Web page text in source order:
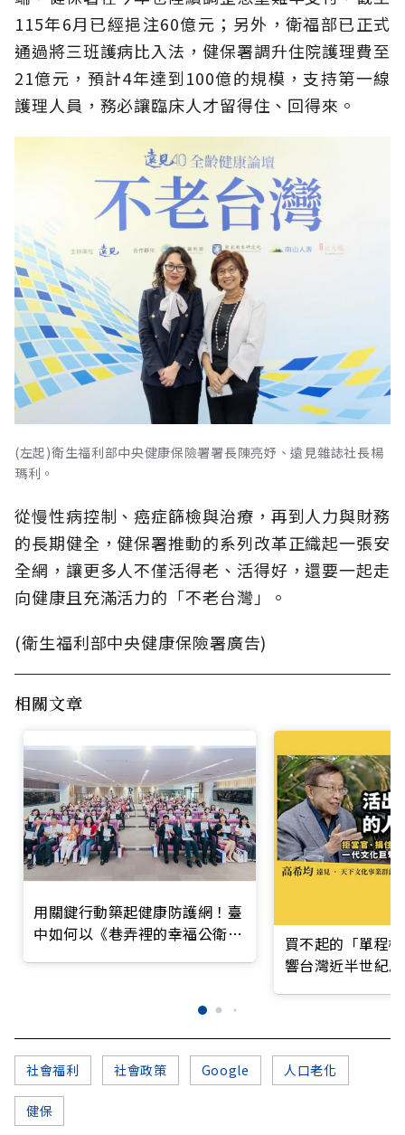
115年6月已經挹注60億元；另外，衛福部已正式
通過將三班護病比入法，健保署調升住院護理費至
21億元，預計4年達到100億的規模，支持第一線
護理人員，務必讓臨床人才留得住、回得來。
(左起)衛生福利部中央健康保險署署長陳亮妤、遠見雜誌社長楊
瑪利。
從慢性病控制、癌症篩檢與治療，再到人力與財務
的長期健全，健保署推動的系列改革正織起一張安
全網，讓更多人不僅活得老、活得好，還要一起走
向健康且充滿活力的「不老台灣」。
(衛生福利部中央健康保險署廣告)
相關文章
用關鍵行動築起健康防護網！臺
中如何以《巷弄裡的幸福公衛》
買不起的「單程
響台灣近半世紀
社會福利 社會政策 Google 人口老化
健保